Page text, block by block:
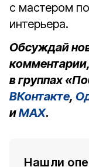
с мастером
интерьера.
Обсуждай
в группах
ВКонтакте,
иMAX.
Нашли